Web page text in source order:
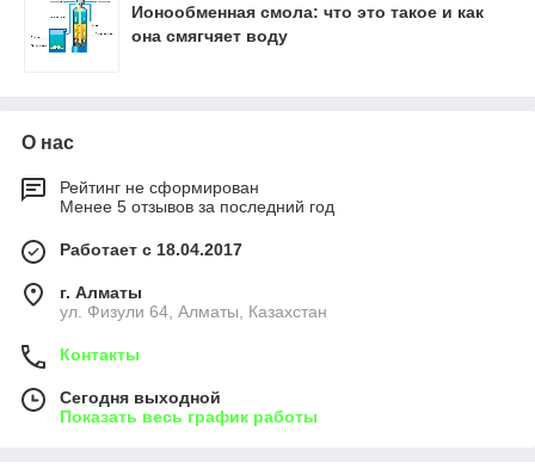
Ионообменная смола: что это такое и как
она смягчяет воду
О нас
Рейтинг не сформирован
Менее 5 отзывов за последний год
Работает с 18.04.2017
г. Алматы
ул. Физули 64, Алматы, Казахстан
Контакты
Сегодня выходной
Показать весь график работы